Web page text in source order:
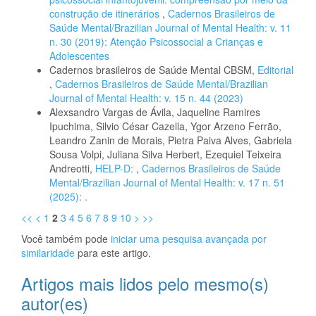
construção de itinerários , Cadernos Brasileiros de
Saúde Mental/Brazilian Journal of Mental Health: v. 11
n. 30 (2019): Atenção Psicossocial a Crianças e
Adolescentes
Cadernos brasileiros de Saúde Mental CBSM, Editorial
, Cadernos Brasileiros de Saúde Mental/Brazilian
Journal of Mental Health: v. 15 n. 44 (2023)
Alexsandro Vargas de Ávila, Jaqueline Ramires
Ipuchima, Silvio César Cazella, Ygor Arzeno Ferrão,
Leandro Zanin de Morais, Pietra Paiva Alves, Gabriela
Sousa Volpi, Juliana Silva Herbert, Ezequiel Teixeira
Andreotti, HELP-D: , Cadernos Brasileiros de Saúde
Mental/Brazilian Journal of Mental Health: v. 17 n. 51
(2025): .
<< < 1 2 3 4 5 6 7 8 9 10 > >>
Você também pode iniciar uma pesquisa avançada por
similaridade para este artigo.
Artigos mais lidos pelo mesmo(s)
autor(es)